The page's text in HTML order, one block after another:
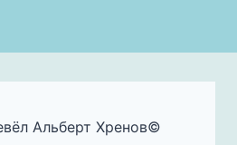
Альберт Хренов©️